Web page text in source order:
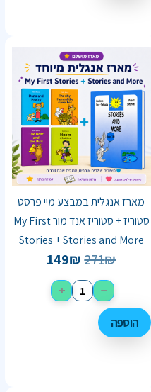
מארז אנגלית במבצע מיי פרסט
סטוריז + סטוריז אנד מור My First
Stories + Stories and More
271₪
149₪
−
+
הוספה